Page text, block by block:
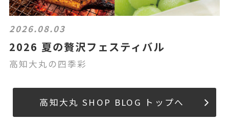
2026.08.03
2026 夏の贅沢フェスティバル
高知大丸の四季彩
高知大丸 SHOP BLOG トップへ